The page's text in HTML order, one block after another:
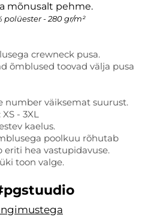
mõnusalt pehme.
- 280 gr/m²
crewneck pusa.
õmblused toovad välja pusa
number väiksemat suurust.
- 3XL
kaelus.
poolkuu rõhutab
eriti hea vastupidavuse.
toon valge.